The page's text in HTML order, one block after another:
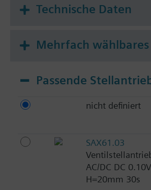
Technische Daten
Mehrfach
Passende
nicht definiert
SAX61.03
AC/DC DC
H=20mm 30s